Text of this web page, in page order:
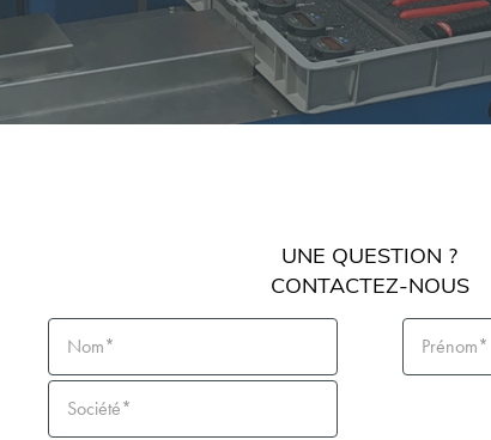
UNE QUESTION ?
CONTACTEZ-NOUS
Nom* Prénom*
Société*